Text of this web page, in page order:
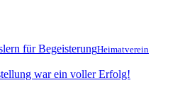
für BegeisterungHeimatverein
war ein voller Erfolg!